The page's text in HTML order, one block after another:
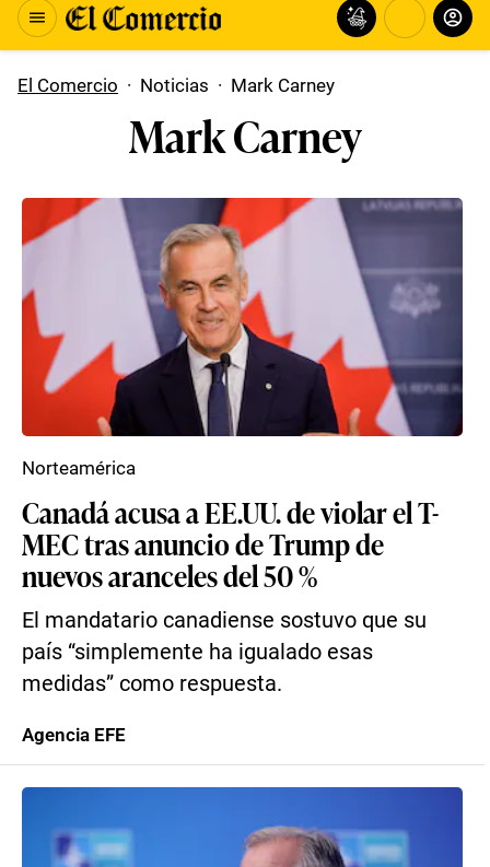
El Comercio · Noticias · Mark Carney
Mark Carney
Canadá acusa a EE.UU. de violar el T-
MEC tras anuncio de Trump de
nuevos aranceles del 50 %
El mandatario canadiense sostuvo que su
país “simplemente ha igualado esas
medidas” como respuesta.
Norteamérica
Agencia EFE